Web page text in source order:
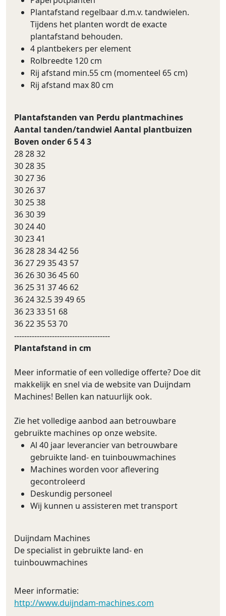
Plantafstand regelbaar d.m.v. tandwielen.
Tijdens het planten wordt de exacte
plantafstand behouden.
4 plantbekers per element
Rolbreedte 120 cm
Rij afstand min.55 cm (momenteel 65 cm)
Rij afstand max 80 cm
Plantafstanden van Perdu plantmachines
Aantal tanden/tandwiel Aantal plantbuizen
Boven onder 6 5 4 3
28 28 32
30 28 35
30 27 36
30 26 37
30 25 38
36 30 39
30 24 40
30 23 41
36 28 28 34 42 56
36 27 29 35 43 57
36 26 30 36 45 60
36 25 31 37 46 62
36 24 32.5 39 49 65
36 23 33 51 68
36 22 35 53 70
--------------------------------------
Plantafstand in cm
Meer informatie of een volledige offerte? Doe dit
makkelijk en snel via de website van Duijndam
Machines! Bellen kan natuurlijk ook.
Zie het volledige aanbod aan betrouwbare
gebruikte machines op onze website.
Al 40 jaar leverancier van betrouwbare
gebruikte land- en tuinbouwmachines
Machines worden voor aflevering
gecontroleerd
Deskundig personeel
Wij kunnen u assisteren met transport
Duijndam Machines
De specialist in gebruikte land- en
tuinbouwmachines
Meer informatie:
http://www.duijndam-machines.com